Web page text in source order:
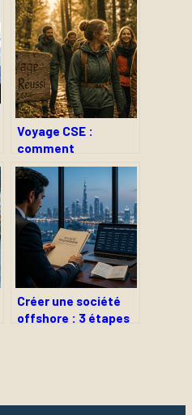
Voyage CSE :
comment
transformer votre
budget ASC en levier
de cohésion et de
performance ?
Créer une société
offshore : 3 étapes